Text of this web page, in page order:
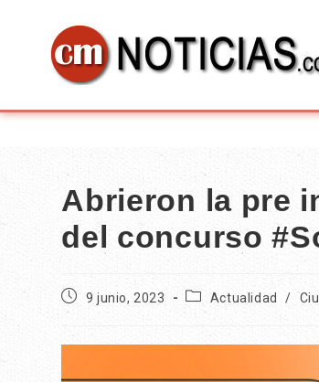
Abrieron la pre
del concurso
9 junio, 2023 Actualidad /